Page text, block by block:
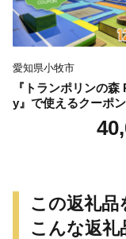
愛知県小牧市
『トランポリンの
y』で使えるクーポ
この返礼品
こんな返礼